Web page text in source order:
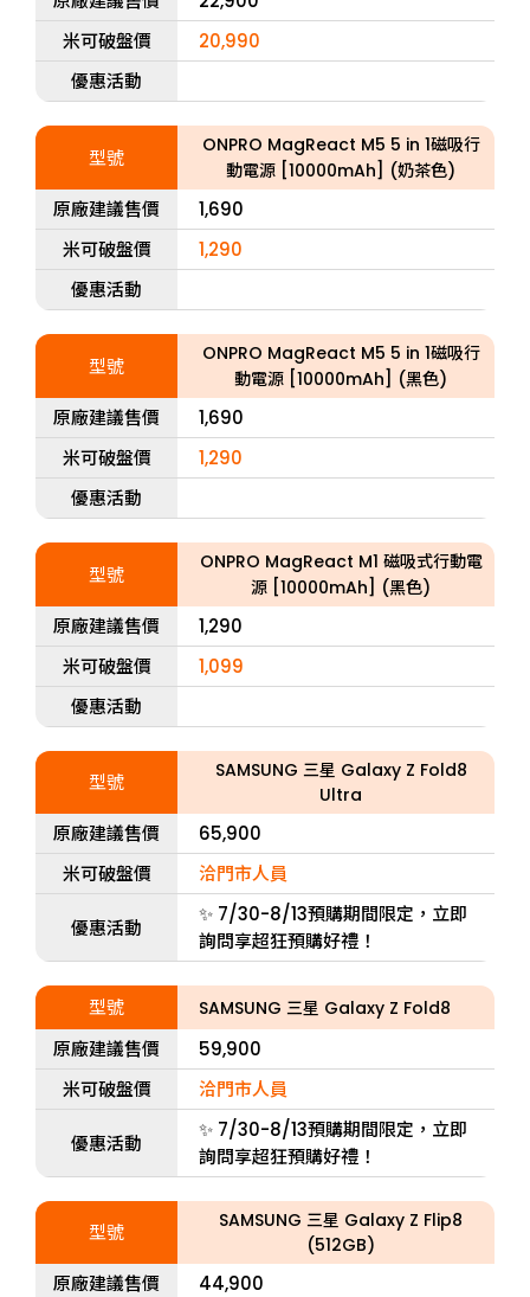
米可破盤價
20,990
優惠活動
型號
ONPRO MagReact M5 5 in 1磁吸行
動電源 [10000mAh] (奶茶色)
原廠建議售價
1,690
米可破盤價
1,290
優惠活動
型號
ONPRO MagReact M5 5 in 1磁吸行
動電源 [10000mAh] (黑色)
原廠建議售價
1,690
米可破盤價
1,290
優惠活動
型號
ONPRO MagReact M1 磁吸式行動電
源 [10000mAh] (黑色)
原廠建議售價
1,290
米可破盤價
1,099
優惠活動
型號
SAMSUNG 三星 Galaxy Z Fold8
Ultra
原廠建議售價
65,900
米可破盤價
洽門市人員
優惠活動
✨ 7/30-8/13預購期間限定，立即
詢問享超狂預購好禮！
型號 SAMSUNG 三星 Galaxy Z Fold8
原廠建議售價
59,900
米可破盤價
洽門市人員
優惠活動
✨ 7/30-8/13預購期間限定，立即
詢問享超狂預購好禮！
型號
SAMSUNG 三星 Galaxy Z Flip8
(512GB)
原廠建議售價
44,900